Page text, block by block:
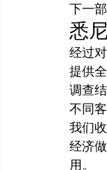
下一
悉
经过
提供
调查
不同
我们
经济
用。